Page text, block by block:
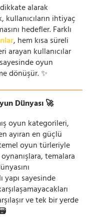
alarak
ihtiyaç
hedefler. Farklı
, hem kısa süreli
arayan kullanıcılar
oyun
dönüşür. ✨
Dünyası 🚀
oyun kategorileri,
ayıran en güçlü
oyun türleriyle
temalara
yapı sayesinde
ve tek bir yerde